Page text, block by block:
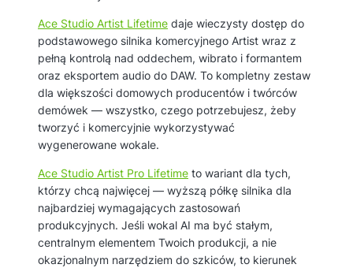
Ace Studio Artist Lifetime daje wieczysty dostęp do
podstawowego silnika komercyjnego Artist wraz z
pełną kontrolą nad oddechem, wibrato i formantem
oraz eksportem audio do DAW. To kompletny zestaw
dla większości domowych producentów i twórców
demówek — wszystko, czego potrzebujesz, żeby
tworzyć i komercyjnie wykorzystywać
wygenerowane wokale.
Ace Studio Artist Pro Lifetime to wariant dla tych,
którzy chcą najwięcej — wyższą półkę silnika dla
najbardziej wymagających zastosowań
produkcyjnych. Jeśli wokal AI ma być stałym,
centralnym elementem Twoich produkcji, a nie
okazjonalnym narzędziem do szkiców, to kierunek